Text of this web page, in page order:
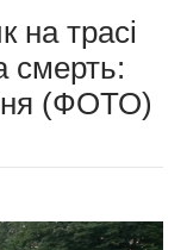
на трасі
смерть:
(ФОТО)